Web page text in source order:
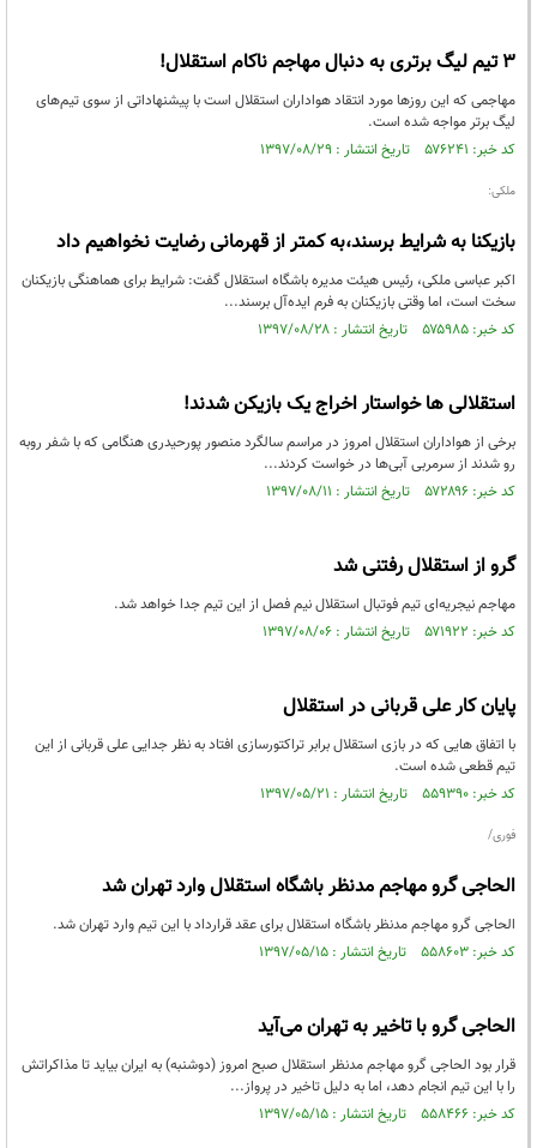
3 تیم لیگ برتری به دنبال مهاجم ناکام استقلال!
مهاجمی که این روزها مورد انتقاد هواداران استقلال است با پیشنهاداتی از سوی تیم‌های
لیگ برتر مواجه شده است.
کد خبر: ۵۷۶۲۴۱ تاریخ انتشار : ۱۳۹۷/۰۸/۲۹
ملکی:
بازیکنا به شرایط برسند،به کمتر از قهرمانی رضایت نخواهیم داد
اکبر عباسی ملکی، رئیس هیئت مدیره باشگاه استقلال گفت: شرایط برای هماهنگی بازیکنان
سخت است، اما وقتی بازیکنان به فرم ایده‌آل برسند...
کد خبر: ۵۷۵۹۸۵ تاریخ انتشار : ۱۳۹۷/۰۸/۲۸
استقلالی ها خواستار اخراج یک بازیکن شدند!
برخی از هواداران استقلال امروز در مراسم سالگرد منصور پورحیدری هنگامی که با شفر روبه
رو شدند از سرمربی آبی‌ها در خواست کردند...
کد خبر: ۵۷۲۸۹۶ تاریخ انتشار : ۱۳۹۷/۰۸/۱۱
گرو از استقلال رفتنی شد
مهاجم نیجریه‌ای تیم فوتبال استقلال نیم فصل از این تیم جدا خواهد شد.
کد خبر: ۵۷۱۹۲۲ تاریخ انتشار : ۱۳۹۷/۰۸/۰۶
پایان کار علی قربانی در استقلال
با اتفاق هایی که در بازی استقلال برابر تراکتورسازی افتاد به نظر جدایی علی قربانی از این
تیم قطعی شده است.
کد خبر: ۵۵۹۳۹۰ تاریخ انتشار : ۱۳۹۷/۰۵/۲۱
فوری/
الحاجی گرو مهاجم مدنظر باشگاه استقلال وارد تهران شد
الحاجی گرو مهاجم مدنظر باشگاه استقلال برای عقد قرارداد با این تیم وارد تهران شد.
کد خبر: ۵۵۸۶۰۳ تاریخ انتشار : ۱۳۹۷/۰۵/۱۵
الحاجی گرو با تاخیر به تهران می‌‌آید
قرار بود الحاجی گرو مهاجم مدنظر استقلال صبح امروز (دوشنبه) به ایران بیاید تا مذاکراتش
را با این تیم انجام دهد، اما به دلیل تاخیر در پرواز...
کد خبر: ۵۵۸۴۶۶ تاریخ انتشار : ۱۳۹۷/۰۵/۱۵